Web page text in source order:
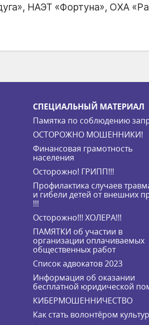
НАЭТ «Фортуна», ОХА
СПЕЦИАЛЬНЫЙ МАТЕРИАЛ
Памятка по соблюдению
ОСТОРОЖНО МОШЕННИКИ!
Финансовая грамотность
населения
Осторожно! ГРИПП!!!
Профилактика случаев
и гибели детей от внешних
!!!
Осторожно!!! ХОЛЕРА!!!
ПАМЯТКИ об участии в
организации оплачиваемых
общественных работ
Список адвокатов 2023
Информация об оказании
бесплатной юридической
КИБЕРМОШЕННИЧЕСТВО
Как стать волонтёром